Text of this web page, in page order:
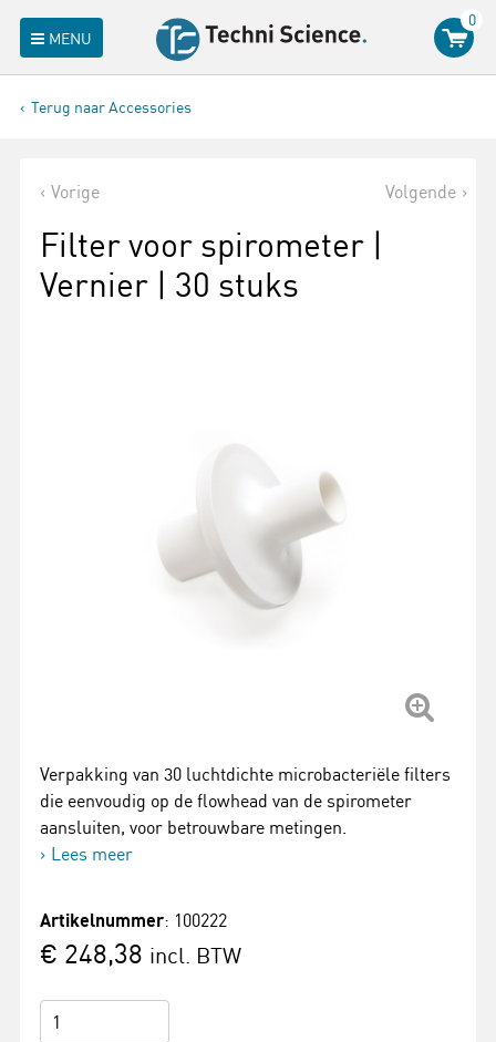
MENU
0
Terug naar Accessories
Vorige Volgende
Filter voor spirometer |
Vernier | 30 stuks
Verpakking van 30 luchtdichte microbacteriële filters
die eenvoudig op de flowhead van de spirometer
aansluiten, voor betrouwbare metingen.
Lees meer
Artikelnummer: 100222
€ 248,38 incl. BTW